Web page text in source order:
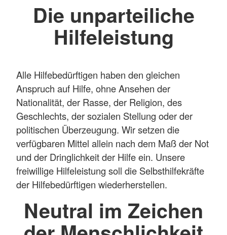
Die unparteiliche
Hilfeleistung
Alle Hilfebedürftigen haben den gleichen
Anspruch auf Hilfe, ohne Ansehen der
Nationalität, der Rasse, der Religion, des
Geschlechts, der sozialen Stellung oder der
politischen Überzeugung. Wir setzen die
verfügbaren Mittel allein nach dem Maß der Not
und der Dringlichkeit der Hilfe ein. Unsere
freiwillige Hilfeleistung soll die Selbsthilfekräfte
der Hilfebedürftigen wiederherstellen.
Neutral im Zeichen